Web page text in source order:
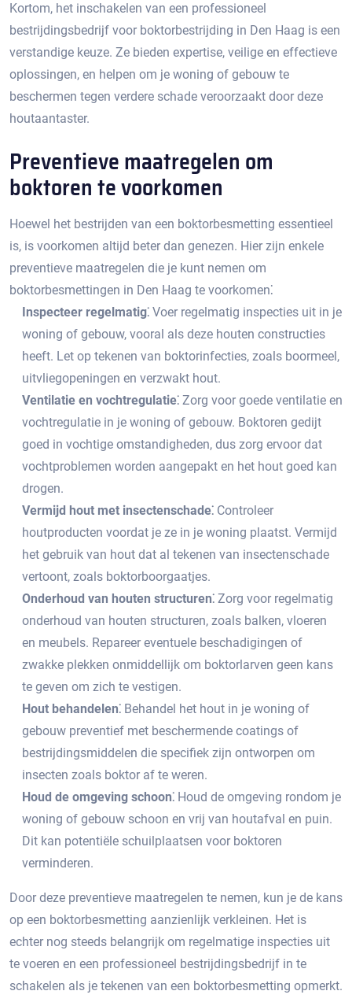
Kortom, het inschakelen van een professioneel
bestrijdingsbedrijf voor boktorbestrijding in Den Haag is een
verstandige keuze. Ze bieden expertise, veilige en effectieve
oplossingen, en helpen om je woning of gebouw te
beschermen tegen verdere schade veroorzaakt door deze
houtaantaster.​
Preventieve maatregelen om
boktoren te voorkomen
Hoewel het bestrijden van een boktorbesmetting essentieel
is, is voorkomen altijd beter dan genezen.​ Hier zijn enkele
preventieve maatregelen die je kunt nemen om
boktorbesmettingen in Den Haag te voorkomen⁚
Inspecteer regelmatig⁚ Voer regelmatig inspecties uit in je
woning of gebouw, vooral als deze houten constructies
heeft.​ Let op tekenen van boktorinfecties, zoals boormeel,
uitvliegopeningen en verzwakt hout.​
Ventilatie en vochtregulatie⁚ Zorg voor goede ventilatie en
vochtregulatie in je woning of gebouw.​ Boktoren gedijt
goed in vochtige omstandigheden, dus zorg ervoor dat
vochtproblemen worden aangepakt en het hout goed kan
drogen.​
Vermijd hout met insectenschade⁚ Controleer
houtproducten voordat je ze in je woning plaatst.​ Vermijd
het gebruik van hout dat al tekenen van insectenschade
vertoont, zoals boktorboorgaatjes.​
Onderhoud van houten structuren⁚ Zorg voor regelmatig
onderhoud van houten structuren, zoals balken, vloeren
en meubels.​ Repareer eventuele beschadigingen of
zwakke plekken onmiddellijk om boktorlarven geen kans
te geven om zich te vestigen.
Hout behandelen⁚ Behandel het hout in je woning of
gebouw preventief met beschermende coatings of
bestrijdingsmiddelen die specifiek zijn ontworpen om
insecten zoals boktor af te weren.​
Houd de omgeving schoon⁚ Houd de omgeving rondom je
woning of gebouw schoon en vrij van houtafval en puin.​
Dit kan potentiële schuilplaatsen voor boktoren
verminderen.​
Door deze preventieve maatregelen te nemen, kun je de kans
op een boktorbesmetting aanzienlijk verkleinen.​ Het is
echter nog steeds belangrijk om regelmatige inspecties uit
te voeren en een professioneel bestrijdingsbedrijf in te
schakelen als je tekenen van een boktorbesmetting opmerkt.​